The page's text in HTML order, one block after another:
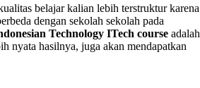
belajar kalian lebih terstruktur karena
dengan sekolah sekolah pada
Technology ITech course adalah
nyata hasilnya, juga akan mendapatkan